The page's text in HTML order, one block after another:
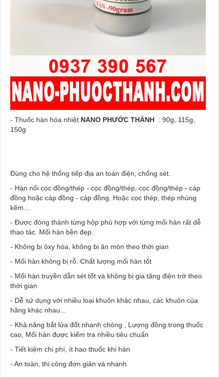
- Thuốc hàn hóa nhiệt NANO PHƯỚC THÀNH : 90g, 115g,
150g
Dùng cho hệ thống tiếp địa an toàn điện, chống sét.
- Hàn nối cọc đồng/thép - cọc đồng/thép, cọc đồng/thép - cáp
đồng hoặc cáp đồng - cáp đồng. Hoặc cọc thép, thép nhúng
kẽm....
- Được đóng thành từng hộp phù hợp với từng mối hàn rất dễ
thao tác. Mối hàn bền đẹp.
- Không bị ôxy hóa, không bị ăn mòn theo thời gian
- Mối hàn không bị rỗ. Chất lượng mối hàn tốt
- Mối hàn truyền dẫn sét tốt và không bị gia tăng điện trở theo
thời gian
- Dễ sử dụng với nhiều loại khuôn khác nhau, các khuôn của
hãng khác nhau...
- Khả năng bắt lửa đốt nhanh chóng , Lượng đồng trong thuốc
cao, Mối hàn được kiểm tra nhiều tiêu chuẩn
- Tiết kiệm chi phí, ít hao thuốc khi hàn
- An toàn, thi công đơn giản và nhanh